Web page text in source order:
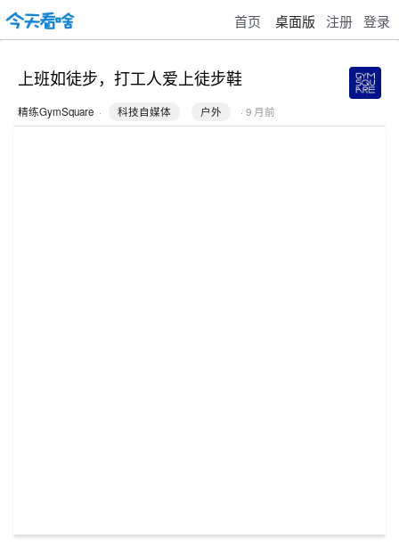
首页 桌面版 注册 登录
上班如徒步，打工人爱上徒步鞋
精练GymSquare · 科技自媒体 户外 · 9 月前